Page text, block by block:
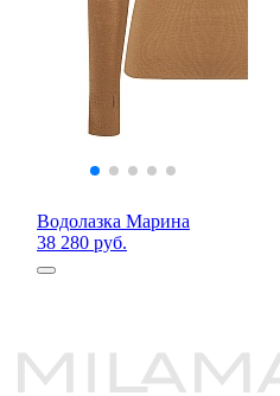
Водолазка Марина
38 280 руб.